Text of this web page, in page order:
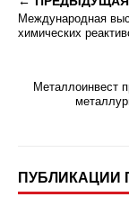
Международная
химических
Металлоинвест
ПУБЛИКАЦИИ